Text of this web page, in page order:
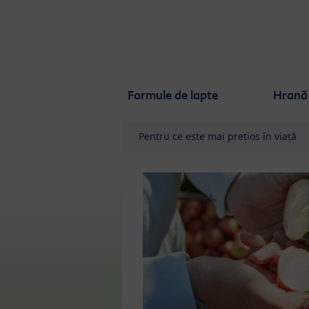
Formule de lapte
Pentru ce este mai prețios în viață